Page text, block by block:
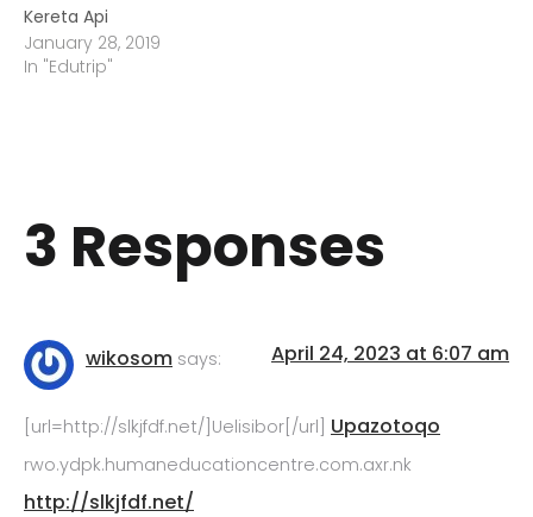
Kereta Api
January 28, 2019
In "Edutrip"
3 Responses
wikosom says: April 24, 2023 at 6:07 am
[url=http://slkjfdf.net/]Uelisibor[/url] Upazotoqo
rwo.ydpk.humaneducationcentre.com.axr.nk
http://slkjfdf.net/